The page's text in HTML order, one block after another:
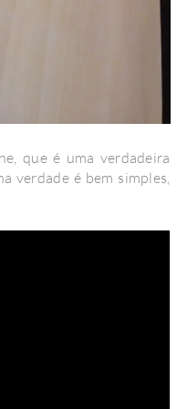
que é uma verdadeira
verdade é bem simples,